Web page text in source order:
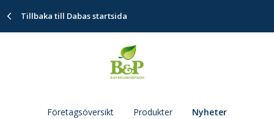
Tillbaka till Dabas startsida
Företagsöversikt Produkter Nyheter